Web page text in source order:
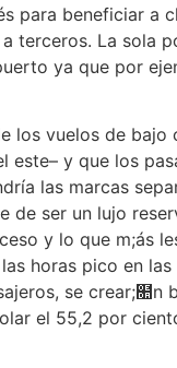
para beneficiar a
terceros. La sola
ya que por
los vuelos de bajo
este– y que los
las marcas
de ser un lujo
y lo que m;ás
horas pico en
se crear;໚n
el 55,2 por